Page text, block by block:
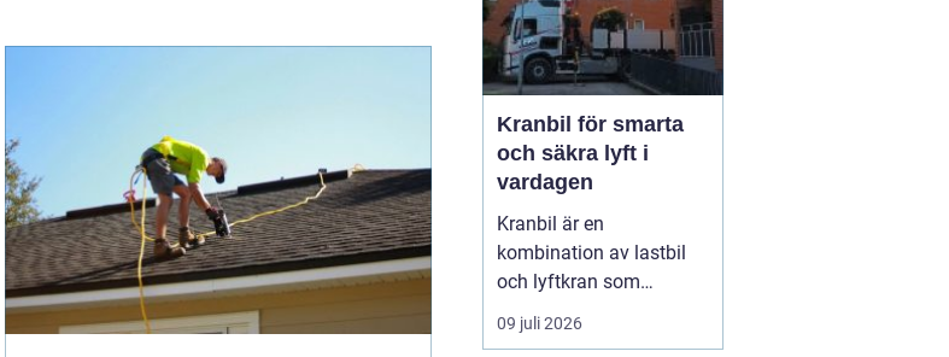
Kranbil för smarta
och säkra lyft i
vardagen
Kranbil är en
kombination av lastbil
och lyftkran som
används när tungt eller
skrymmande material
09 juli 2026